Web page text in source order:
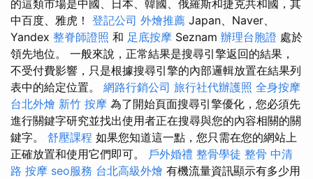
的這類市場是中國、日本、韓國、俄羅斯和捷克共和國，其
中百度、雅虎！ 登記公司 外燴推薦 Japan、Naver、
Yandex 整脊師證照 和 足底按摩 Seznam 辦理台胞證 處於
領先地位。 一般來說，正常結果是搜尋引擎返回的結果，
不受付費影響，只是根據搜尋引擎的內部邏輯放置在結果列
表中的給定位置。 網路行銷公司 旅行社代辦護照 全身按摩
台北外燴 新竹 按摩 為了開始頁面搜尋引擎優化，您必須先
進行關鍵字研究並找出使用者正在搜尋與您的內容相關的關
鍵字。 舒壓課程 如果您知道這一點，您只需在您的網站上
正確放置和使用它們即可。 戶外婚禮 整骨學徒 整骨 中清
路 按摩 seo服務 台北高級外燴 有機流量資訊顯示有多少用